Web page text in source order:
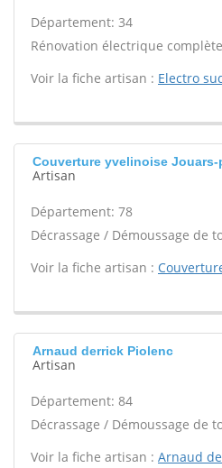
Département: 34
Rénovation électrique
Voir la fiche artisan : Electro
Couverture yvelinoise
Artisan
Département: 78
Décrassage / Démoussage de
Voir la fiche artisan :
Arnaud derrick Piolenc
Artisan
Département: 84
Décrassage / Démoussage de
Voir la fiche artisan : Arnaud